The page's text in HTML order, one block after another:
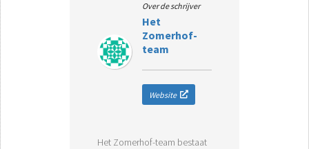
Over de schrijver
Het
Zomerhof-
team
Website
Het Zomerhof-team bestaat